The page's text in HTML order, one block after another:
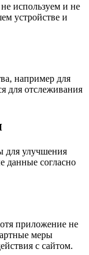
используем и не
устройстве и
например для
для отслеживания
для улучшения
данные согласно
приложение не
меры
с сайтом.